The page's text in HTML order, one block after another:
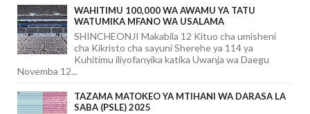
WAHITIMU 100,000 WA AWAMU YA TATU
WATUMIKA MFANO WA USALAMA
SHINCHEONJI Makabila 12 Kituo cha umisheni
cha Kikristo cha sayuni Sherehe ya 114 ya
Kuhitimu iliyofanyika katika Uwanja wa Daegu
Novemba 12...
TAZAMA MATOKEO YA MTIHANI WA DARASA LA
SABA (PSLE) 2025